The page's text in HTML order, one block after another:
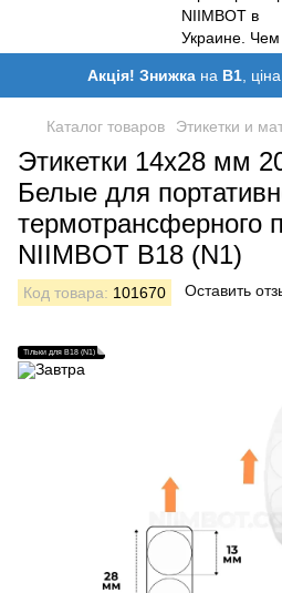
Акція! Знижка на B1 , ціна
Каталог товаров Этикетки и
Этикетки 14х28 мм
Белые для
термотрансферного
NIIMBOT B18 (N1)
Код товара: 101670 Оставить
Тільки для B18 (N1)